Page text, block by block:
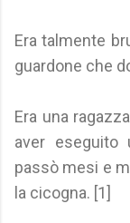
Era talmente
guardone che
Era una
aver eseguito
passò mesi e
la cicogna. [1]